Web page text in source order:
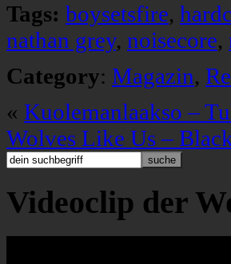
Tags: boysetsfire,
nathan grey, noisecore,
Category: Magazin,
« Kuolemanlaakso –
Wolves Like Us –
Videoclip der